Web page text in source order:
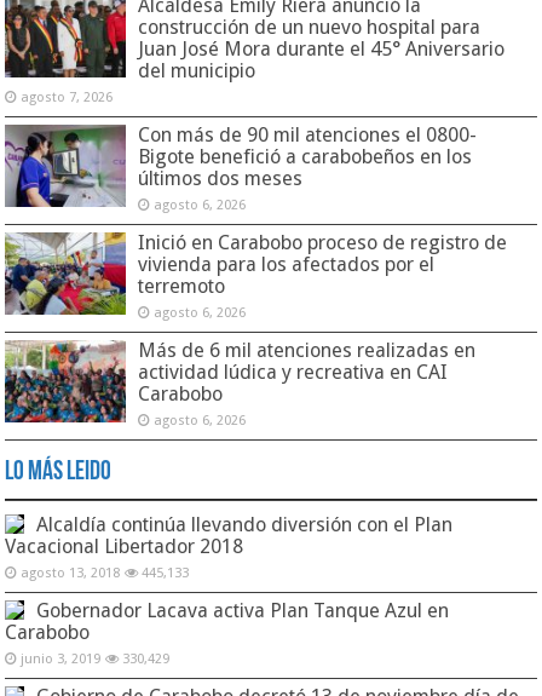
Alcaldesa Emily Riera anunció la
construcción de un nuevo hospital para
Juan José Mora durante el 45° Aniversario
del municipio
agosto 7, 2026
Con más de 90 mil atenciones el 0800-
Bigote benefició a carabobeños en los
últimos dos meses
agosto 6, 2026
Inició en Carabobo proceso de registro de
vivienda para los afectados por el
terremoto
agosto 6, 2026
Más de 6 mil atenciones realizadas en
actividad lúdica y recreativa en CAI
Carabobo
agosto 6, 2026
Lo Más Leido
Alcaldía continúa llevando diversión con el Plan
Vacacional Libertador 2018
agosto 13, 2018 445,133
Gobernador Lacava activa Plan Tanque Azul en
Carabobo
junio 3, 2019 330,429